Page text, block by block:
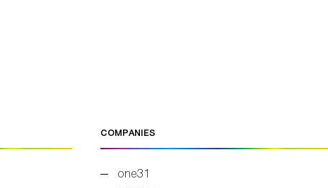
COMPANIES
one31